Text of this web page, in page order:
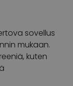
sovellus
mukaan.
kuten